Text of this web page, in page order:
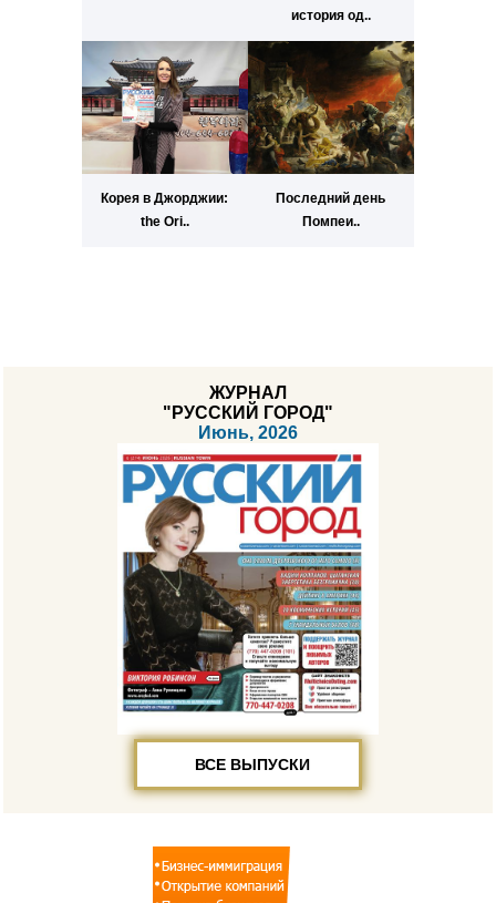
история од..
Корея в Джорджии:
the Ori..
Последний день
Помпеи..
ЖУРНАЛ
"РУССКИЙ ГОРОД"
Июнь, 2026
ВСЕ ВЫПУСКИ